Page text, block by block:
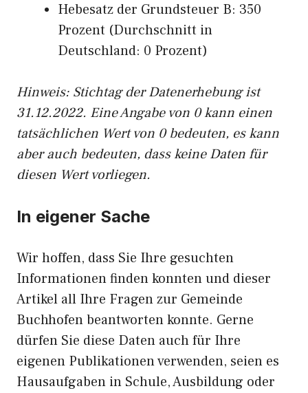
Hebesatz der Grundsteuer B: 350
Prozent (Durchschnitt in
Deutschland: 0 Prozent)
Hinweis: Stichtag der Datenerhebung ist
31.12.2022. Eine Angabe von 0 kann einen
tatsächlichen Wert von 0 bedeuten, es kann
aber auch bedeuten, dass keine Daten für
diesen Wert vorliegen.
In eigener Sache
Wir hoffen, dass Sie Ihre gesuchten
Informationen finden konnten und dieser
Artikel all Ihre Fragen zur Gemeinde
Buchhofen beantworten konnte. Gerne
dürfen Sie diese Daten auch für Ihre
eigenen Publikationen verwenden, seien es
Hausaufgaben in Schule, Ausbildung oder